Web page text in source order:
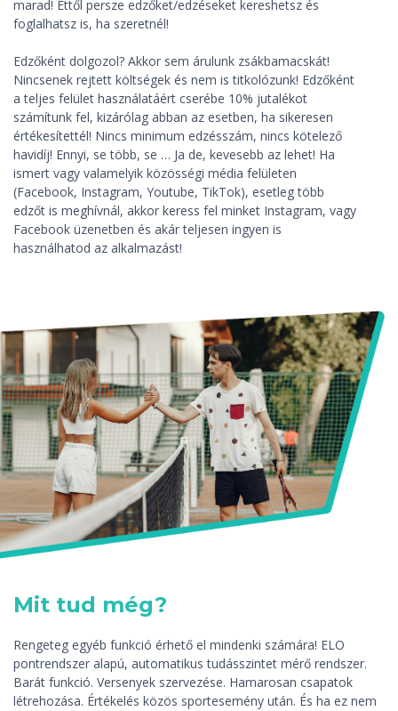
marad! Ettől persze edzőket/edzéseket kereshetsz és
foglalhatsz is, ha szeretnél!
Edzőként dolgozol? Akkor sem árulunk zsákbamacskát!
Nincsenek rejtett költségek és nem is titkolózunk! Edzőként
a teljes felület használatáért cserébe 10% jutalékot
számítunk fel, kizárólag abban az esetben, ha sikeresen
értékesítettél! Nincs minimum edzésszám, nincs kötelező
havidíj! Ennyi, se több, se … Ja de, kevesebb az lehet! Ha
ismert vagy valamelyik közösségi média felületen
(Facebook, Instagram, Youtube, TikTok), esetleg több
edzőt is meghívnál, akkor keress fel minket Instagram, vagy
Facebook üzenetben és akár teljesen ingyen is
használhatod az alkalmazást!
Mit tud még?
Rengeteg egyéb funkció érhető el mindenki számára! ELO
pontrendszer alapú, automatikus tudásszintet mérő rendszer.
Barát funkció. Versenyek szervezése. Hamarosan csapatok
létrehozása. Értékelés közös sportesemény után. És ha ez nem